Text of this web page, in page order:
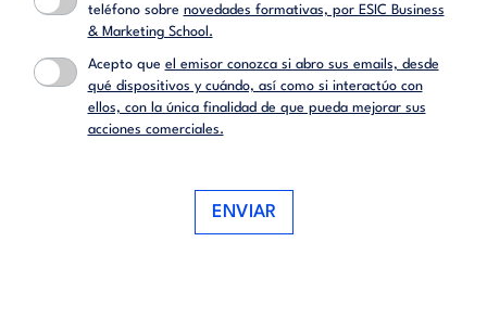
teléfono sobre novedades formativas, por ESIC Business
& Marketing School.
Acepto que el emisor conozca si abro sus emails, desde
qué dispositivos y cuándo, así como si interactúo con
ellos, con la única finalidad de que pueda mejorar sus
acciones comerciales.
ENVIAR